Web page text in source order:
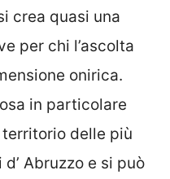
crea quasi una
per chi l’ascolta
onirica.
in particolare
delle più
Abruzzo e si può